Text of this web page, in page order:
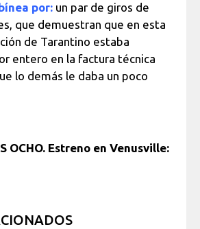
por: un par de giros de
que demuestran que en esta
de Tarantino estaba
entero en la factura técnica
lo demás le daba un poco
OCHO. Estreno en Venusville: